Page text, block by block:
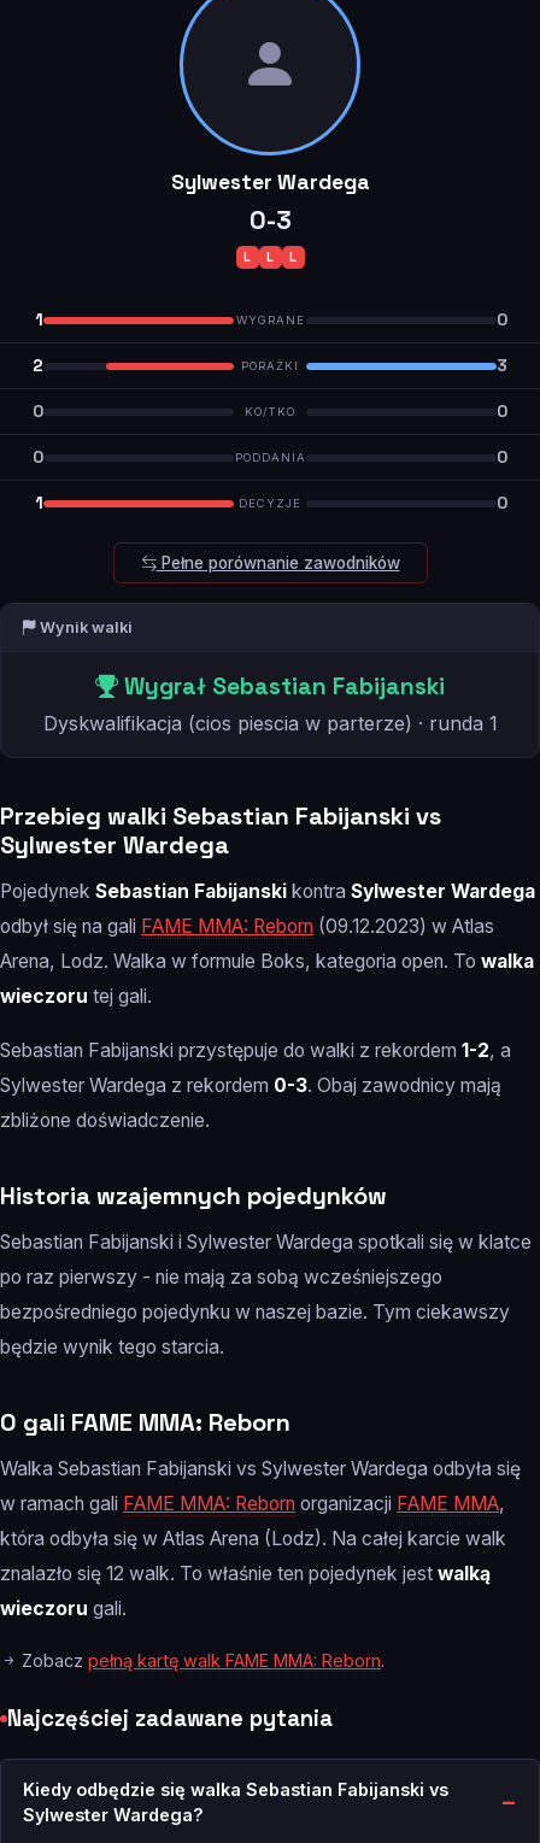
Sylwester Wardega
0-3
L L L
1 WYGRANE 0
2 PORAŻKI 3
0 KO/TKO 0
0 PODDANIA 0
1 DECYZJE 0
Pełne porównanie zawodników
Wynik walki
Wygrał Sebastian Fabijanski
Dyskwalifikacja (cios piescia w parterze) · runda 1
Przebieg walki Sebastian Fabijanski vs
Sylwester Wardega
Pojedynek Sebastian Fabijanski kontra Sylwester Wardega
odbył się na gali FAME MMA: Reborn (09.12.2023) w Atlas
Arena, Lodz. Walka w formule Boks, kategoria open. To walka
wieczoru tej gali.
Sebastian Fabijanski przystępuje do walki z rekordem 1-2, a
Sylwester Wardega z rekordem 0-3. Obaj zawodnicy mają
zbliżone doświadczenie.
Historia wzajemnych pojedynków
Sebastian Fabijanski i Sylwester Wardega spotkali się w klatce
po raz pierwszy - nie mają za sobą wcześniejszego
bezpośredniego pojedynku w naszej bazie. Tym ciekawszy
będzie wynik tego starcia.
O gali FAME MMA: Reborn
Walka Sebastian Fabijanski vs Sylwester Wardega odbyła się
w ramach gali FAME MMA: Reborn organizacji FAME MMA,
która odbyła się w Atlas Arena (Lodz). Na całej karcie walk
znalazło się 12 walk. To właśnie ten pojedynek jest walką
wieczoru gali.
Zobacz pełną kartę walk FAME MMA: Reborn.
Najczęściej zadawane pytania
Kiedy odbędzie się walka Sebastian Fabijanski vs
Sylwester Wardega?